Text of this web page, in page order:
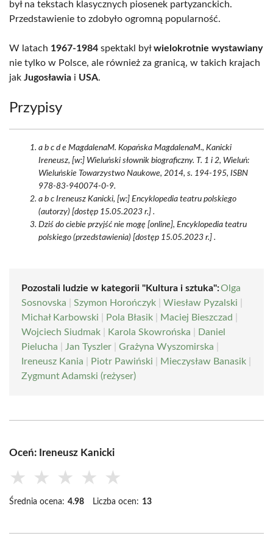
był na tekstach klasycznych piosenek partyzanckich.
Przedstawienie to zdobyło ogromną popularność.
W latach 1967-1984 spektakl byłwielokrotnie wystawiany
nie tylko w Polsce, ale również za granicą, w takich krajach
jak Jugosławia i USA.
Przypisy
a b c d e MagdalenaM. Kopańska MagdalenaM., Kanicki
Ireneusz, [w:] Wieluński słownik biograficzny. T. 1 i 2, Wieluń:
Wieluńskie Towarzystwo Naukowe, 2014, s. 194-195, ISBN
978-83-940074-0-9.
a b c Ireneusz Kanicki, [w:] Encyklopedia teatru polskiego
(autorzy) [dostęp 15.05.2023 r.] .
Dziś do ciebie przyjść nie mogę [online], Encyklopedia teatru
polskiego (przedstawienia) [dostęp 15.05.2023 r.] .
Pozostali ludzie w kategorii "Kultura i sztuka":Olga
Sosnovska
Szymon Horończyk Wiesław Pyzalski
Michał Karbowski
Pola Błasik Maciej Bieszczad
Wojciech Siudmak
Karola Skowrońska
Daniel
Pielucha
Jan Tyszler Grażyna Wyszomirska
Ireneusz Kania
Piotr Pawiński Mieczysław Banasik
Zygmunt Adamski (reżyser)
Oceń: Ireneusz Kanicki
★ ★ ★ ★ ★
Średnia ocena: 4.98 Liczba ocen: 13